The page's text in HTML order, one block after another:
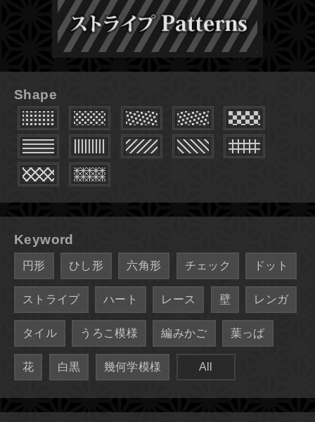
Shape
Keyword
円形 ひし形 六角形 チェック ドット
ストライプ ハート レース 壁 レンガ
タイル うろこ模様 編みかご 葉っぱ
花 白黒 幾何学模様 All